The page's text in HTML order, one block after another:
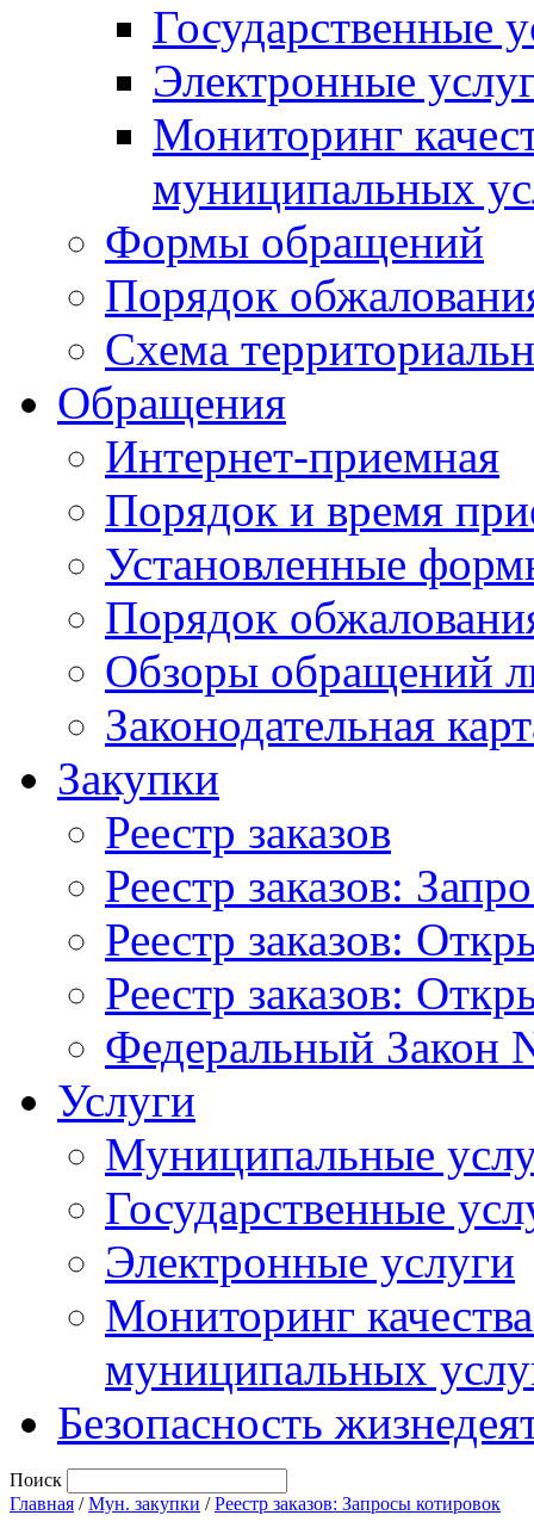
Государственные
Электронные
Мониторинг
муниципальных
Формы обращений
Порядок
Схема
Обращения
Интернет-приемная
Порядок и время
Установленные
Порядок
Обзоры обращений
Законодательная
Закупки
Реестр заказов
Реестр заказов:
Реестр заказов:
Реестр заказов:
Федеральный Закон
Услуги
Муниципальные
Государственные
Электронные услуги
Мониторинг
муниципальных
Безопасность
Поиск
Главная /Мун. закупки /Реестр заказов: Запросы котировок